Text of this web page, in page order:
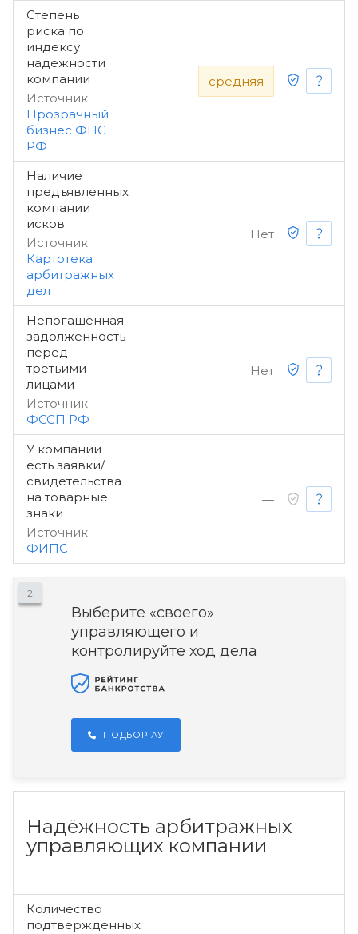
Степень
риска по
индексу
надежности
компании
Источник
Прозрачный
бизнес ФНС
РФ
средняя
Наличие
предъявленных
компании
исков
Источник
Картотека
арбитражных
дел
Нет
Непогашенная
задолженность
перед
третьими
лицами
Источник
ФССП РФ
Нет
У компании
есть заявки/
свидетельства
на товарные
знаки
Источник
ФИПС
—
2
Выберите «своего»
управляющего и
контролируйте ход дела
ПОДБОР АУ
Надёжность арбитражных
управляющих компании
Количество
подтвержденных